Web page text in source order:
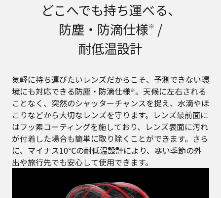
どこへでも持ち運べる、
防塵・防滴仕様※ /
耐低温設計
気軽に持ち運びたいレンズだからこそ、予測できない環
境にも対応できる防塵・防滴仕様※。天候に左右される
ことなく、突然のシャッターチャンスを捉え、水滴やほ
こりなどから大切なレンズを守ります。レンズ最前面に
はフッ素コーティングを施しており、レンズ表面に汚れ
が付着した場合も簡単に取り除くことができます。さら
に、マイナス10℃の耐低温設計により、寒い季節の外
出や旅行先でも安心して使用できます。